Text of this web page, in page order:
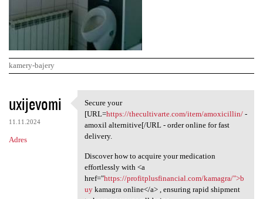
kamery-bajery
K
o
m
e
uxijevomi
11.11.2024
Adres
Secure your [URL=https:/
Secure your
[URL=https://thecultivarte.com/item/amoxicillin/-
amoxil alternitive[/URL - order online for fast
delivery.
Discover how to acquire your medication
effortlessly with <a
href="https://profitplusfinancial.com/kamagra/">b
uykamagra online</a> , ensuring rapid shipment